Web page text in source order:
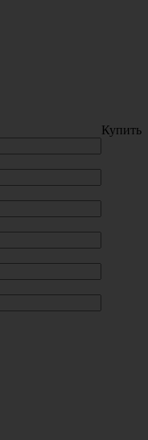
Купить